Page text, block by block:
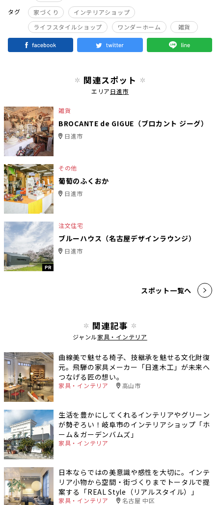
タグ 家づくり
インテリアショップ
ライフスタイルショップ
ワンダーホーム 雑貨
関連スポット
エリア日進市
雑貨
BROCANTE de GIGUE（ブロカント ジーグ）
日進市
その他
葡萄のふくおか
日進市
PR
注文住宅
ブルーハウス（名古屋デザインラウンジ）
日進市
スポット一覧へ
関連記事
ジャンル家具・インテリア
曲線美で魅せる椅子、技継承を魅せる文化財復
元。飛騨の家具メーカー「日進木工」が未来へ
つなげる匠の想い。
家具・インテリア 高山市
生活を豊かにしてくれるインテリアやグリーン
が勢ぞろい！岐阜市のインテリアショップ「ホ
ーム＆ガーデンバムズ」
家具・インテリア
日本ならではの美意識や感性を大切に。インテ
リア小物から空間・街づくりまでトータルで提
案する「REAL Style（リアルスタイル）」
家具・インテリア 名古屋 中区